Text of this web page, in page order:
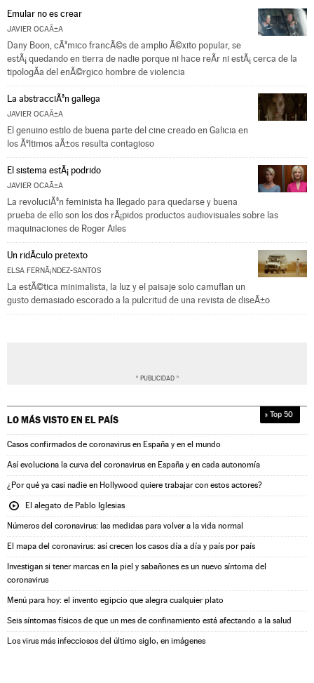
Emular no es crear
JAVIER OCAÃ±A
Dany Boon, cÃ³mico francÃ©s de amplio Ã©xito popular, se
estÃ¡ quedando en tierra de nadie porque ni hace reÃ­r ni estÃ¡ cerca de la
tipologÃ­a del enÃ©rgico hombre de violencia
La abstracciÃ³n gallega
JAVIER OCAÃ±A
El genuino estilo de buena parte del cine creado en Galicia en
los Ãºltimos aÃ±os resulta contagioso
El sistema estÃ¡ podrido
JAVIER OCAÃ±A
La revoluciÃ³n feminista ha llegado para quedarse y buena
prueba de ello son los dos rÃ¡pidos productos audiovisuales sobre las
maquinaciones de Roger Ailes
Un ridÃ­culo pretexto
ELSA FERNÃ¡NDEZ-SANTOS
La estÃ©tica minimalista, la luz y el paisaje solo camuflan un
gusto demasiado escorado a la pulcritud de una revista de diseÃ±o
LO MÁS VISTO EN EL PAÍS » Top 50
Casos confirmados de coronavirus en España y en el mundo
Así evoluciona la curva del coronavirus en España y en cada autonomía
¿Por qué ya casi nadie en Hollywood quiere trabajar con estos actores?
El alegato de Pablo Iglesias
Números del coronavirus: las medidas para volver a la vida normal
El mapa del coronavirus: así crecen los casos día a día y país por país
Investigan si tener marcas en la piel y sabañones es un nuevo síntoma del
coronavirus
Menú para hoy: el invento egipcio que alegra cualquier plato
Seis síntomas físicos de que un mes de confinamiento está afectando a la salud
Los virus más infecciosos del último siglo, en imágenes